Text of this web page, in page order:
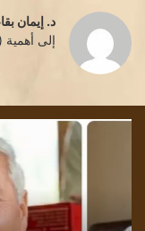
د. إيمان
إلى أهمية
الشايب